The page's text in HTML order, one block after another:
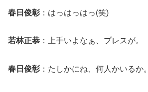
春日俊彰 ：はっはっはっ(笑)
若林正恭 ：上手いよなぁ、プレスが。
春日俊彰 ：たしかにね、何人かいるか。